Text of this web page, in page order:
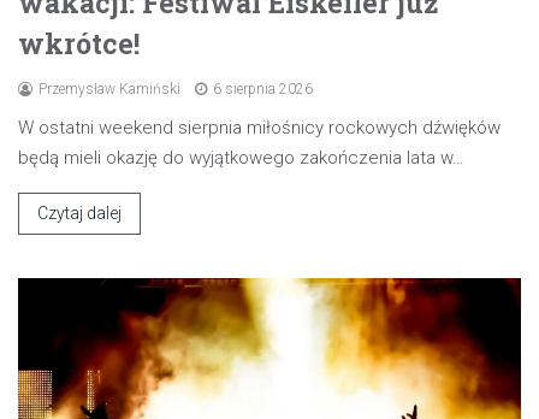
wkrótce!
Przemysław Kamiński 6 sierpnia 2026
W ostatni weekend sierpnia miłośnicy rockowych dźwięków
będą mieli okazję do wyjątkowego zakończenia lata w…
Czytaj dalej